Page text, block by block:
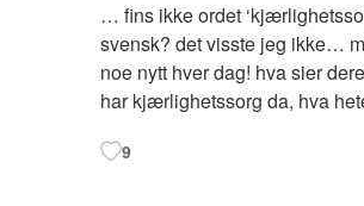
… fins ikke ordet
svensk? det visste jeg ikke…
noe nytt hver dag! hva sier
har kjærlighetssorg da, hva
9